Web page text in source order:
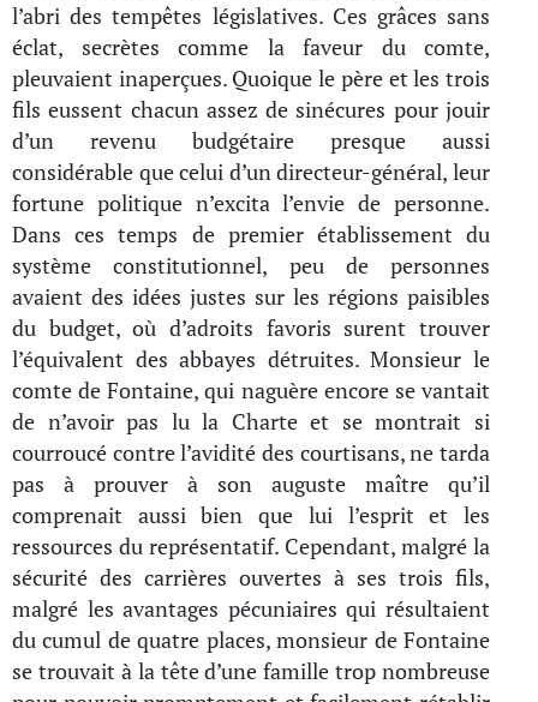
l’abri des tempêtes législatives. Ces grâces sans
éclat, secrètes comme la faveur du comte,
pleuvaient inaperçues. Quoique le père et les trois
fils eussent chacun assez de sinécures pour jouir
d’un revenu budgétaire presque aussi
considérable que celui d’un directeur-général, leur
fortune politique n’excita l’envie de personne.
Dans ces temps de premier établissement du
système constitutionnel, peu de personnes
avaient des idées justes sur les régions paisibles
du budget, où d’adroits favoris surent trouver
l’équivalent des abbayes détruites. Monsieur le
comte de Fontaine, qui naguère encore se vantait
de n’avoir pas lu la Charte et se montrait si
courroucé contre l’avidité des courtisans, ne tarda
pas à prouver à son auguste maître qu’il
comprenait aussi bien que lui l’esprit et les
ressources du représentatif. Cependant, malgré la
sécurité des carrières ouvertes à ses trois fils,
malgré les avantages pécuniaires qui résultaient
du cumul de quatre places, monsieur de Fontaine
se trouvait à la tête d’une famille trop nombreuse